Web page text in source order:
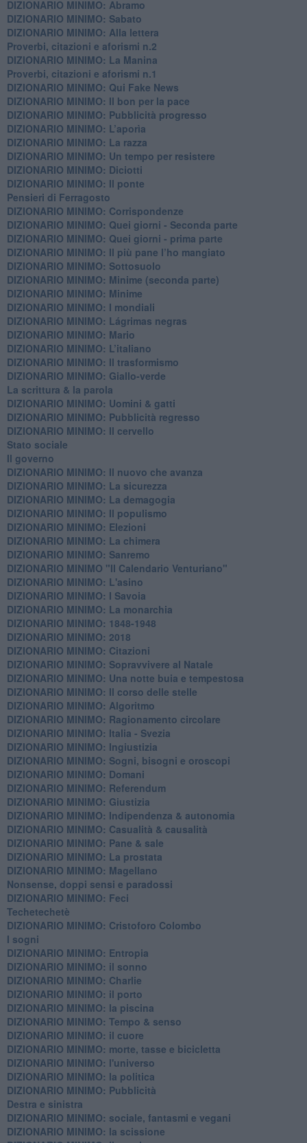
DIZIONARIO MINIMO: Abramo
DIZIONARIO MINIMO: Sabato
​DIZIONARIO MINIMO: Alla lettera
Proverbi, citazioni e aforismi n.2
DIZIONARIO MINIMO: La Manina
​Proverbi, citazioni e aforismi n.1
DIZIONARIO MINIMO: Qui Fake News
DIZIONARIO MINIMO: ​Il bon per la pace
DIZIONARIO MINIMO: Pubblicità progresso
DIZIONARIO MINIMO: L’aporìa
DIZIONARIO MINIMO: La razza
DIZIONARIO MINIMO: Un tempo per resistere
DIZIONARIO MINIMO: Diciotti
DIZIONARIO MINIMO: Il ponte
Pensieri di Ferragosto
DIZIONARIO MINIMO: Corrispondenze
DIZIONARIO MINIMO: Quei giorni - Seconda parte
DIZIONARIO MINIMO: Quei giorni - prima parte
DIZIONARIO MINIMO: Il più pane l’ho mangiato
DIZIONARIO MINIMO: Sottosuolo
DIZIONARIO MINIMO: Minime (seconda parte)
DIZIONARIO MINIMO: Minime
DIZIONARIO MINIMO: ​I mondiali
DIZIONARIO MINIMO: ​Lágrimas negras
DIZIONARIO MINIMO: Mario
DIZIONARIO MINIMO: L’italiano
DIZIONARIO MINIMO: Il trasformismo
DIZIONARIO MINIMO: Giallo-verde
La scrittura & la parola
​DIZIONARIO MINIMO: Uomini & gatti
DIZIONARIO MINIMO: ​Pubblicità regresso
DIZIONARIO MINIMO: Il cervello
Stato sociale
Il governo
DIZIONARIO MINIMO: Il nuovo che avanza
DIZIONARIO MINIMO: La sicurezza
DIZIONARIO MINIMO: La demagogia
DIZIONARIO MINIMO: Il populismo
DIZIONARIO MINIMO: Elezioni
DIZIONARIO MINIMO: La chimera
DIZIONARIO MINIMO: Sanremo
DIZIONARIO MINIMO "Il Calendario Venturiano"
DIZIONARIO MINIMO: L'asino
DIZIONARIO MINIMO: I Savoia
DIZIONARIO MINIMO: La monarchia
DIZIONARIO MINIMO: 1848-1948
DIZIONARIO MINIMO: 2018
DIZIONARIO MINIMO: Citazioni
DIZIONARIO MINIMO: ​Sopravvivere al Natale
DIZIONARIO MINIMO: ​Una notte buia e tempestosa
DIZIONARIO MINIMO: Il corso delle stelle
DIZIONARIO MINIMO: Algoritmo
DIZIONARIO MINIMO: Ragionamento circolare
DIZIONARIO MINIMO: Italia - Svezia
DIZIONARIO MINIMO: ​Ingiustizia
DIZIONARIO MINIMO: ​Sogni, bisogni e oroscopi
DIZIONARIO MINIMO: Domani
DIZIONARIO MINIMO: Referendum
DIZIONARIO MINIMO: Giustizia
DIZIONARIO MINIMO: ​Indipendenza & autonomia
DIZIONARIO MINIMO: ​Casualità & causalità
​DIZIONARIO MINIMO: Pane & sale
DIZIONARIO MINIMO: La prostata
​DIZIONARIO MINIMO: Magellano
Nonsense, doppi sensi e paradossi
DIZIONARIO MINIMO: Feci
Techetechetè
DIZIONARIO MINIMO: Cristoforo Colombo
I sogni
DIZIONARIO MINIMO: Entropia
DIZIONARIO MINIMO: il sonno
DIZIONARIO MINIMO: Charlie
DIZIONARIO MINIMO: il porto
DIZIONARIO MINIMO: la piscina
DIZIONARIO MINIMO: Tempo & senso
DIZIONARIO MINIMO: il cuore
DIZIONARIO MINIMO: morte, tasse e bicicletta
DIZIONARIO MINIMO: l'universo
DIZIONARIO MINIMO: la politica
DIZIONARIO MINIMO: Pubblicità
Destra e sinistra
DIZIONARIO MINIMO: sociale, fantasmi e vegani
DIZIONARIO MINIMO: la scissione